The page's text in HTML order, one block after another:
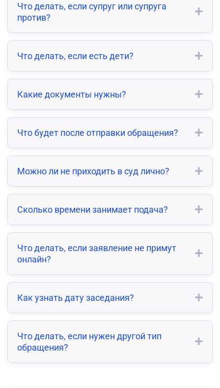
Что делать, если супруг или супруга
против?
Что делать, если есть дети?
Какие документы нужны?
Что будет после отправки обращения?
Можно ли не приходить в суд лично?
Сколько времени занимает подача?
Что делать, если заявление не примут
онлайн?
Как узнать дату заседания?
Что делать, если нужен другой тип
обращения?